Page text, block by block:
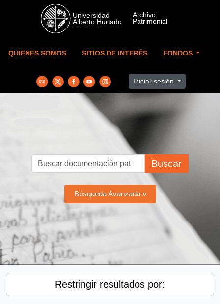
Skip to main content
QUIENES SOMOS SITIOS DE INTERÉS FONDOS
Iniciar sesión
Buscar
Búsqueda Avanzada »
Restringir resultados por: